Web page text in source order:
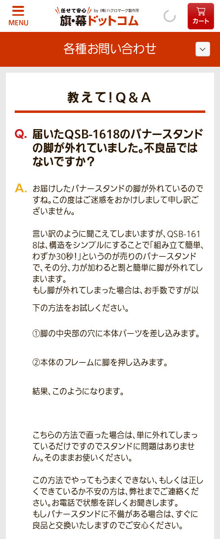
MENU カート
教えて！Q＆A
届いたQSB-1618のバナースタンド
の脚が外れていました。不良品では
ないですか？
お届けしたバナースタンドの脚が外れているので
すね。この度はご迷惑をおかけしまして申し訳ご
ざいません。
言い訳のように聞こえてしまいますが、QSB-161
8は、構造をシンプルにすることで「組み立て簡単、
わずか30秒！」というのが売りのバナースタンド
で、その分、力が加わると割と簡単に脚が外れてし
まいます。
もし脚が外れてしまった場合は、お手数ですが以
下の方法をお試しください。
①脚の中央部の穴に本体パーツを差し込みます。
②本体のフレームに脚を押し込みます。
結果、このようになります。
こちらの方法で直った場合は、単に外れてしまっ
ているだけですのでスタンドに問題はありませ
ん。そのままお使いください。
この方法でやってもうまくできない、もしくは正し
くできているか不安の方は、弊社までご連絡くだ
さい。お電話で状態を詳しくお聞きします。
もしバナースタンドに不備がある場合は、すぐに
良品と交換いたしますのでご安心ください。
各種お問い合わせ